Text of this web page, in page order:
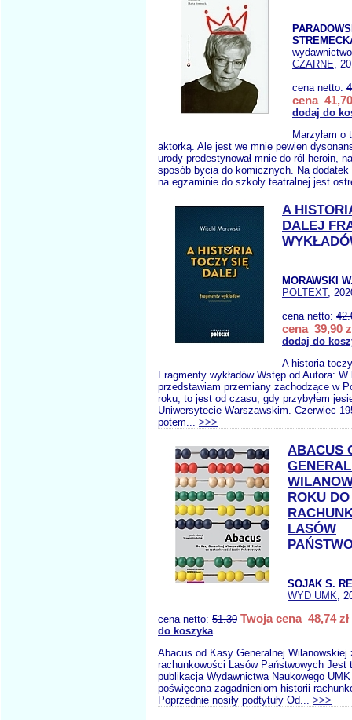
CZARNE,
cena netto:
cena
dodaj do
Marzyłam
aktorką. Ale jest we mnie pewien
urody predestynował mnie do ról heroin,
sposób bycia do komicznych. Na dodatek
na egzaminie do szkoły teatralnej jest
A
DALEJ
MORAWSKI
POLTEXT,
cena netto:
cena 39,90
dodaj do
A historia
Fragmenty wykładów Wstęp od Autora:
przedstawiam przemiany zachodzące w
roku, to jest od czasu, gdy przybyłem
Uniwersytecie Warszawskim. Czerwiec
potem... >>>
ABACUS
ROKU DO
LASÓW
SOJAK S.
WYD UMK,
cena netto: 51.30 Twoja cena 48,74 zł
do koszyka
Abacus od Kasy Generalnej Wilanowskiej
rachunkowości Lasów Państwowych Jest
publikacja Wydawnictwa Naukowego
poświęcona zagadnieniom historii
Poprzednie nosiły podtytuły Od... >>>